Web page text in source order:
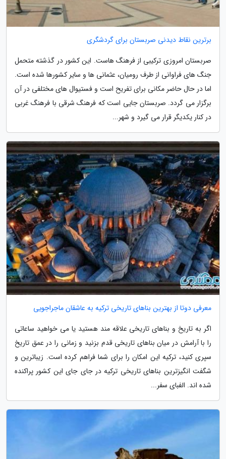
برترین نقاط دیدنی صربستان برای گردشگری
صربستان امروزی ترکیبی از فرهنگ هاست. این کشور در گذشته متحمل
جنگ های فراوانی از طرف رومیان، عثمانی ها و سایر کشورها شده است.
اما در حال حاضر مکانی برای تفریح است و فستیوال های مختلفی در آن
برگزار می گردد. صربستان جایی است که فرهنگ شرقی با فرهنگ غربی
در کنار یکدیگر قرار می گیرد و شهر...
معرفی دوتا از بهترین بناهای تاریخی ترکیه به عاشقان ماجراجویی
اگر به تاریخ و بناهای تاریخی علاقه مند هستید یا می خواهید ساعاتی
را با آرامش در میان بناهای تاریخی قدم بزنید و زمانی را در عمق تاریخ
سپری کنید، ترکیه این امکان را برای شما فراهم کرده است. زیباترین و
شگفت انگیزترین بناهای تاریخی ترکیه در جای جای این کشور پراکنده
شده اند. الفبای سفر...